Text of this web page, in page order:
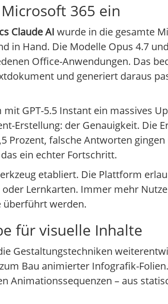
365 ein
Claude AI wurde in die gesamte
in Hand. Die Modelle Opus 4.7
Office-Anwendungen. Das
und generiert daraus
GPT-5.5 Instant ein massives
Erstellung: der Genauigkeit. Die
Prozent, falsche Antworten
ein echter Fortschritt.
etabliert. Die Plattform
Lernkarten. Immer mehr
überführt werden.
für visuelle Inhalte
Gestaltungstechniken
Bau animierter Infografik-
Animationssequenzen – aus